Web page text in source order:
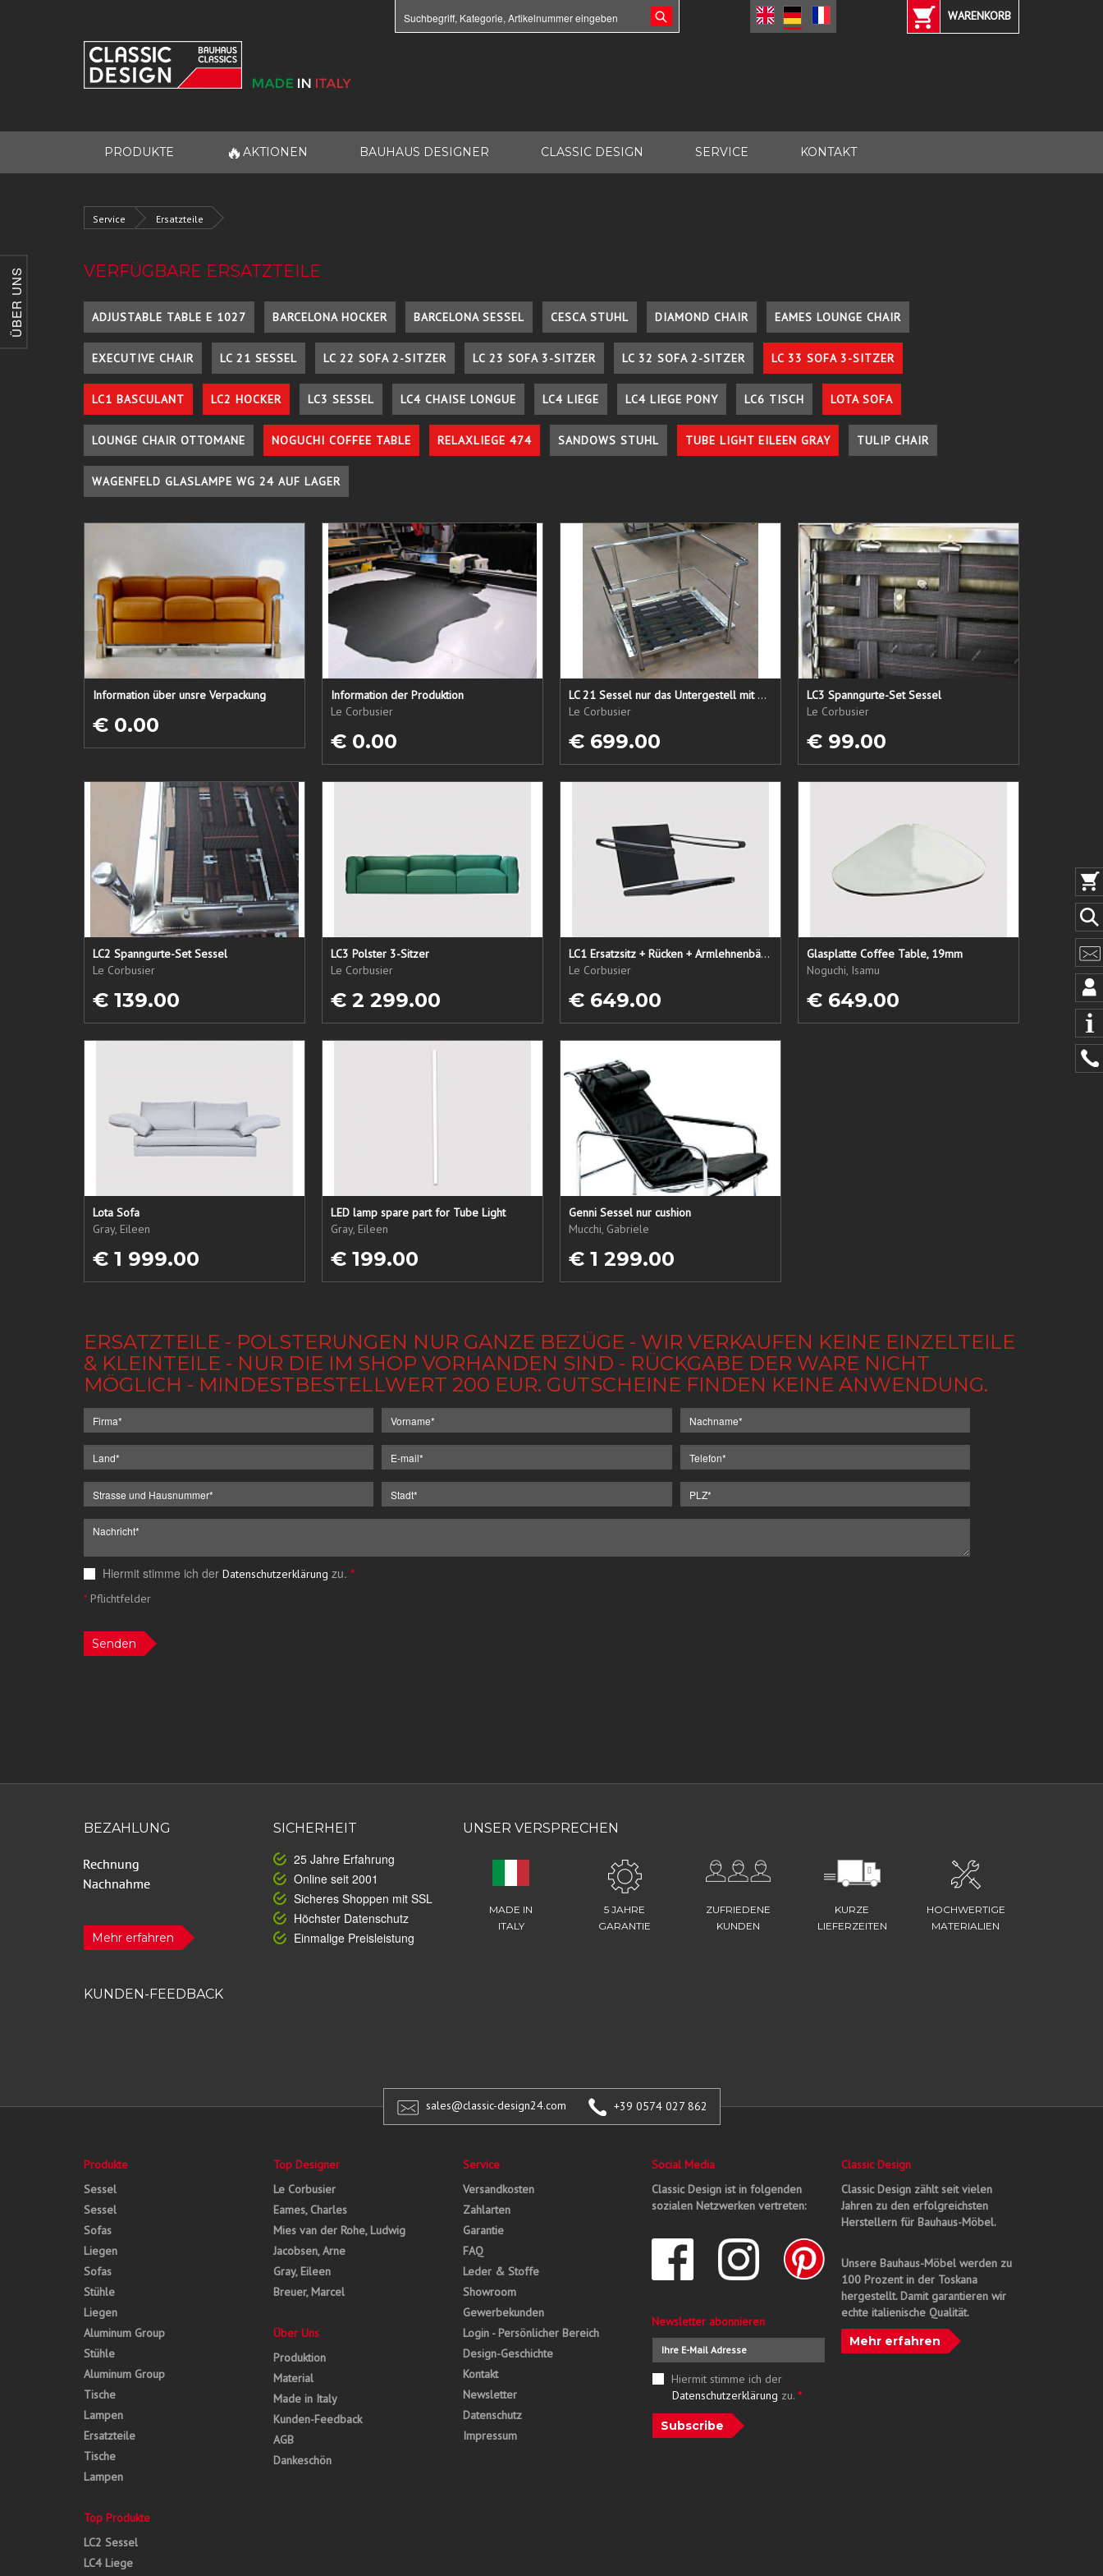
ÜBER UNS
WARENKORB
PRODUKTE 🔥 AKTIONEN BAUHAUS DESIGNER CLASSIC DESIGN SERVICE KONTAKT
Service Ersatzteile
VERFÜGBARE ERSATZTEILE
ADJUSTABLE TABLE E 1027 BARCELONA HOCKER BARCELONA SESSEL CESCA STUHL DIAMOND CHAIR EAMES LOUNGE CHAIR
EXECUTIVE CHAIR LC 21 SESSEL LC 22 SOFA 2-SITZER LC 23 SOFA 3-SITZER LC 32 SOFA 2-SITZER LC 33 SOFA 3-SITZER
LC1 BASCULANT LC2 HOCKER LC3 SESSEL LC4 CHAISE LONGUE LC4 LIEGE LC4 LIEGE PONY LC6 TISCH LOTA SOFA
LOUNGE CHAIR OTTOMANE NOGUCHI COFFEE TABLE RELAXLIEGE 474 SANDOWS STUHL TUBE LIGHT EILEEN GRAY TULIP CHAIR
WAGENFELD GLASLAMPE WG 24 AUF LAGER
Information über unsre Verpackung
€ 0.00
Information der Produktion
Le Corbusier
€ 0.00
LC 21 Sessel nur das Untergestell mit elastischen Straps
Le Corbusier
€ 699.00
LC3 Spanngurte-Set Sessel
Le Corbusier
€ 99.00
LC2 Spanngurte-Set Sessel
Le Corbusier
€ 139.00
LC3 Polster 3-Sitzer
Le Corbusier
€ 2 299.00
LC1 Ersatzsitz + Rücken + Armlehnenbänder
Le Corbusier
€ 649.00
Glasplatte Coffee Table, 19mm
Noguchi, Isamu
€ 649.00
Lota Sofa
Gray, Eileen
€ 1 999.00
LED lamp spare part for Tube Light
Gray, Eileen
€ 199.00
Genni Sessel nur cushion
Mucchi, Gabriele
€ 1 299.00
ERSATZTEILE - POLSTERUNGEN NUR GANZE BEZÜGE - WIR VERKAUFEN KEINE EINZELTEILE
& KLEINTEILE - NUR DIE IM SHOP VORHANDEN SIND - RÜCKGABE DER WARE NICHT
MÖGLICH - MINDESTBESTELLWERT 200 EUR. GUTSCHEINE FINDEN KEINE ANWENDUNG.
Hiermit stimme ich der Datenschutzerklärung zu. *
*Pflichtfelder
Senden
BEZAHLUNG
Mehr erfahren
SICHERHEIT
25 Jahre Erfahrung
Online seit 2001
Sicheres Shoppen mit SSL
Höchster Datenschutz
Einmalige Preisleistung
UNSER VERSPRECHEN
MADE IN
ITALY
5 JAHRE
GARANTIE
ZUFRIEDENE
KUNDEN
KURZE
LIEFERZEITEN
HOCHWERTIGE
MATERIALIEN
KUNDEN-FEEDBACK
sales@classic-design24.com +39 0574 027 862
Produkte
Sessel
Sessel
Sofas
Liegen
Sofas
Stühle
Liegen
Aluminum Group
Stühle
Aluminum Group
Tische
Lampen
Ersatzteile
Tische
Lampen
Top Produkte
LC2 Sessel
LC4 Liege
Top Designer
Le Corbusier
Eames, Charles
Mies van der Rohe, Ludwig
Jacobsen, Arne
Gray, Eileen
Breuer, Marcel
Über Uns
Produktion
Material
Made in Italy
Kunden-Feedback
AGB
Dankeschön
Service
Versandkosten
Zahlarten
Garantie
FAQ
Leder & Stoffe
Showroom
Gewerbekunden
Login - Persönlicher Bereich
Design-Geschichte
Kontakt
Newsletter
Datenschutz
Impressum
Social Media
Classic Design ist in folgenden
sozialen Netzwerken vertreten:
Newsletter abonnieren
Hiermit stimme ich der
Datenschutzerklärung zu. *
Subscribe
Classic Design
Classic Design zählt seit vielen
Jahren zu den erfolgreichsten
Herstellern für Bauhaus-Möbel.
Unsere Bauhaus-Möbel werden zu
100 Prozent in der Toskana
hergestellt. Damit garantieren wir
echte italienische Qualität.
Mehr erfahren